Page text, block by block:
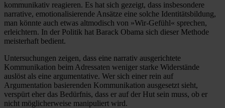
kommunikativ reagieren. Es hat sich gezeigt, dass insbesondere
narrative, emotionalisierende Ansätze eine solche Identitätsbildung,
man könnte auch etwas altmodisch von »Wir-Gefühl« sprechen,
erleichtern. In der Politik hat Barack Obama sich dieser Methode
meisterhaft bedient.
Untersuchungen zeigen, dass eine narrativ ausgerichtete
Kommunikation beim Adressaten weniger starke Widerstände
auslöst als eine argumentative. Wer sich einer rein auf
Argumentation basierenden Kommunikation ausgesetzt sieht,
verspürt eher das Bedürfnis, dass er auf der Hut sein muss, ob er
nicht möglicherweise manipuliert wird.